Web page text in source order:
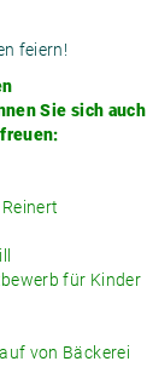
feiern!
Sie sich auch
für Kinder
von Bäckerei